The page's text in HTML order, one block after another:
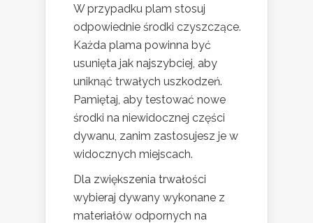
W przypadku plam stosuj
odpowiednie środki czyszczące.
Każda plama powinna być
usunięta jak najszybciej, aby
uniknąć trwałych uszkodzeń.
Pamiętaj, aby testować nowe
środki na niewidocznej części
dywanu, zanim zastosujesz je w
widocznych miejscach.
Dla zwiększenia trwałości
wybieraj dywany wykonane z
materiałów odpornych na